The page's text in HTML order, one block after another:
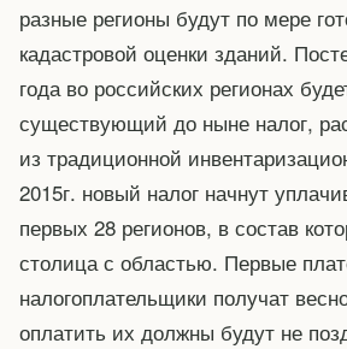
разные регионы будут по мере
кадастровой оценки зданий.
года во российских регионах
существующий до ныне налог,
из традиционной
2015г. новый налог начнут
первых 28 регионов, в состав
столица с областью. Первые
налогоплательщики получат
оплатить их должны будут не